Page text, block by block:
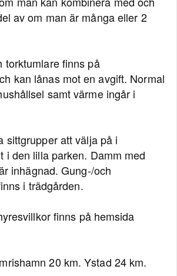
av om man är många eller 2
torktumlare finns på
kan lånas mot en avgift. Normal
samt värme ingår i
sittgrupper att välja på i
i den lilla parken. Damm med
inhägnad. Gung-/och
i trädgården.
finns på hemsida
20 km. Ystad 24 km.